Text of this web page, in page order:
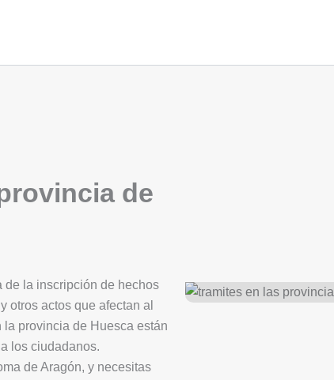
de
de la inscripción de hechos
otros actos que afectan al
provincia de Huesca están
los ciudadanos.
de Aragón, y necesitas